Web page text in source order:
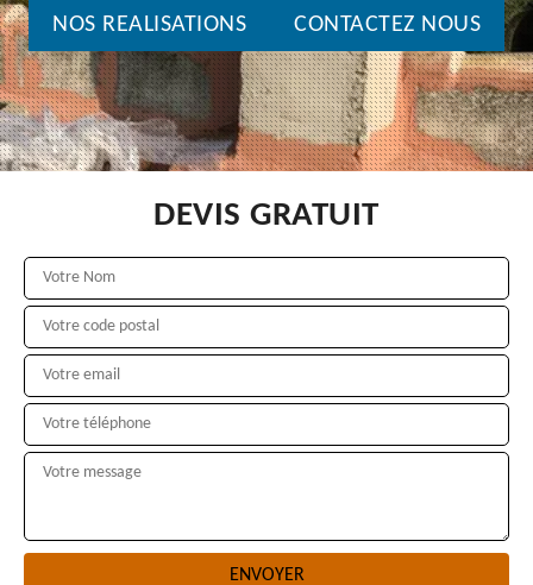
NOS REALISATIONS CONTACTEZ NOUS
DEVIS GRATUIT